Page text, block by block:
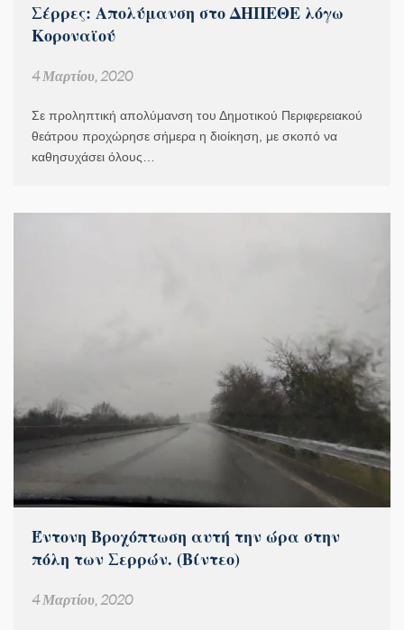
Σέρρες: Απολύμανση στο ΔΗΠΕΘΕ λόγω
Κοροναϊού
4 Μαρτίου, 2020
Σε προληπτική απολύμανση του Δημοτικού Περιφερειακού
θεάτρου προχώρησε σήμερα η διοίκηση, με σκοπό να
καθησυχάσει όλους…
Έντονη Βροχόπτωση αυτή την ώρα στην
πόλη των Σερρών. (Βίντεο)
4 Μαρτίου, 2020